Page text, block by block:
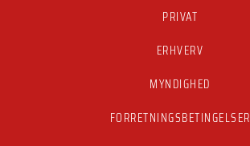
PRIVAT
ERHVERV
MYNDIGHED
FORRETNINGSBETINGELSER